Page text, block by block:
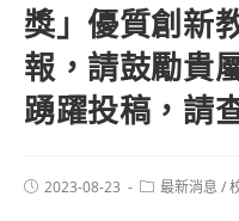
獎」優質創新
報，請鼓勵貴
踴躍投稿，請
2023-08-23 最新消息 /